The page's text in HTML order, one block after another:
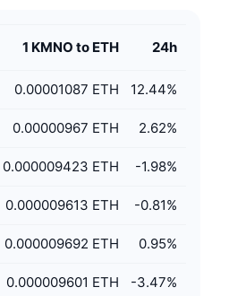
1 KMNO to ETH 24h
0.00001087 ETH 12.44%
0.00000967 ETH 2.62%
0.000009423 ETH -1.98%
0.000009613 ETH -0.81%
0.000009692 ETH 0.95%
0.000009601 ETH -3.47%